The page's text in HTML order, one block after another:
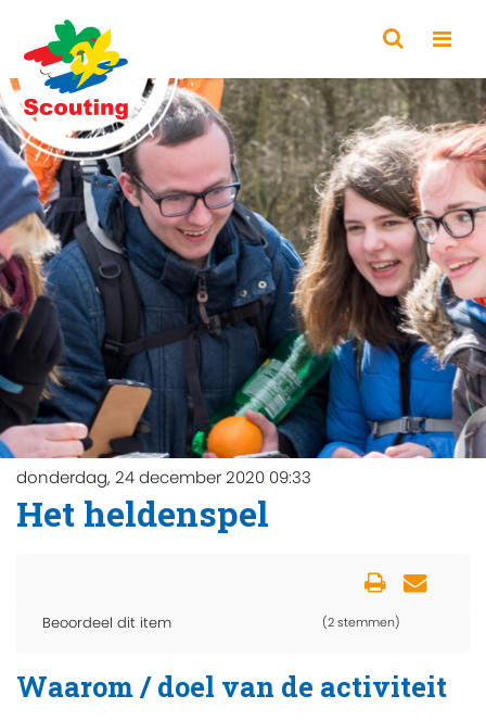
donderdag, 24 december 2020 09:33
Het heldenspel
Beoordeel dit item (2 stemmen)
Waarom / doel van de activiteit